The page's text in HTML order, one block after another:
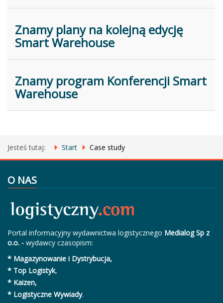
Znamy plany na kolejną edycję
Smart Warehouse
Znamy program Konferencji Smart
Warehouse
Jesteś tutaj: Start Case study
O NAS
Portal informacyjny wydawnictwa logistycznego Medialog Sp z
o.o. - wydawcy czasopism:
* Magazynowanie i Dystrybucja,
* Top Logistyk,
* Kaizen,
* Logistyczne Wywiady.